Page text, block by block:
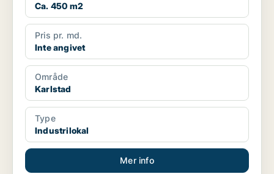
Ca. 450 m2
Pris pr. md.
Inte angivet
Område
Karlstad
Type
Industrilokal
Mer info